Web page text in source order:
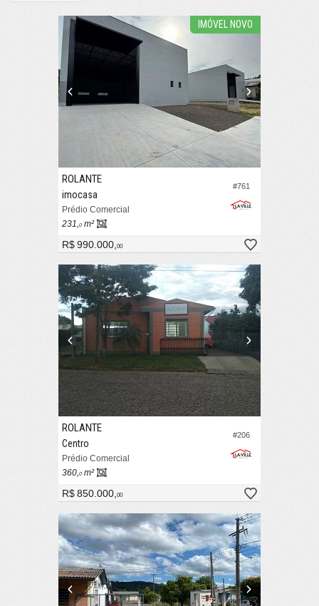
IMÓVEL NOVO
#761
ROLANTE
imocasa
Prédio Comercial
231,0 m²
R$ 990.000,00
#206
ROLANTE
Centro
Prédio Comercial
360,0 m²
R$ 850.000,00